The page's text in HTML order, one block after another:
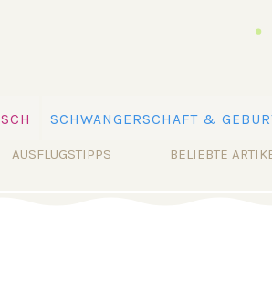
SCHWANGERSCHAFT &
AUSFLUGSTIPPS BELIEBTE